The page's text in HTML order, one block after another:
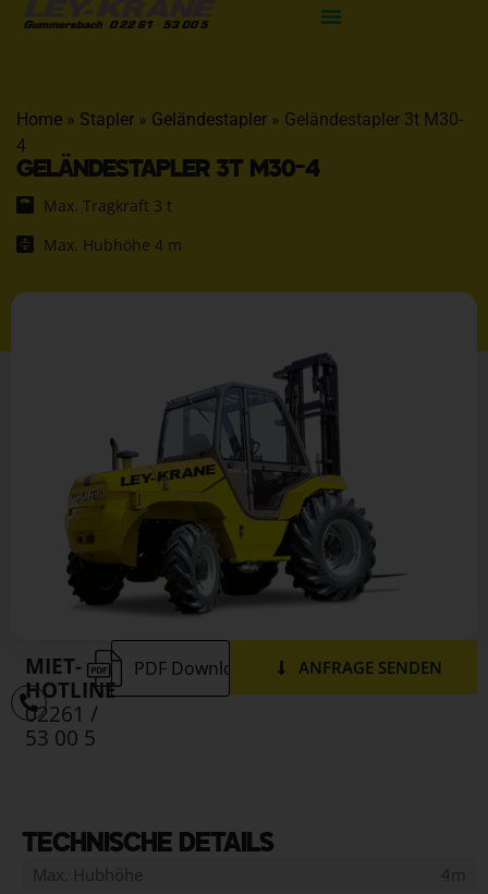
Home » Stapler » Geländestapler » Geländestapler 3t M30-
4
GELÄNDESTAPLER 3T M30-4
Max. Tragkraft 3 t
Max. Hubhöhe 4 m
TECHNISCHE DETAILS
Max. Hubhöhe
4m
PDF Download ANFRAGE SENDEN
MIET-
HOTLINE
02261 /
53 00 5